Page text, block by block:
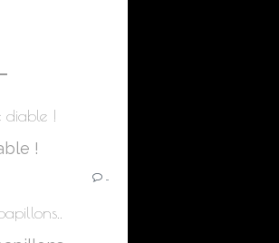
diable !